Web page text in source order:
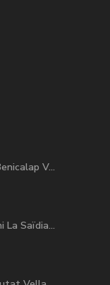
V...
Saïdia...